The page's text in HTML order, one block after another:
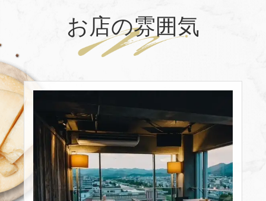
お店の雰囲気